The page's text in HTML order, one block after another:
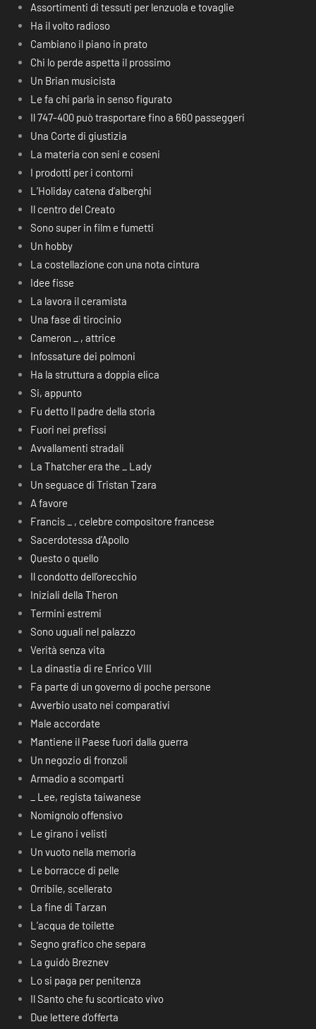
Assortimenti di tessuti per lenzuola e tovaglie
Ha il volto radioso
Cambiano il piano in prato
Chi lo perde aspetta il prossimo
Un Brian musicista
Le fa chi parla in senso figurato
Il 747-400 può trasportare fino a 660 passeggeri
Una Corte di giustizia
La materia con seni e coseni
I prodotti per i contorni
L’Holiday catena d’alberghi
Il centro del Creato
Sono super in film e fumetti
Un hobby
La costellazione con una nota cintura
Idee fisse
La lavora il ceramista
Una fase di tirocinio
Cameron _ , attrice
Infossature dei polmoni
Ha la struttura a doppia elica
Si, appunto
Fu detto Il padre della storia
Fuori nei prefissi
Avvallamenti stradali
La Thatcher era the _ Lady
Un seguace di Tristan Tzara
A favore
Francis _ , celebre compositore francese
Sacerdotessa d’Apollo
Questo o quello
Il condotto dell’orecchio
Iniziali della Theron
Termini estremi
Sono uguali nel palazzo
Verità senza vita
La dinastia di re Enrico VIII
Fa parte di un governo di poche persone
Avverbio usato nei comparativi
Male accordate
Mantiene il Paese fuori dalla guerra
Un negozio di fronzoli
Armadio a scomparti
_ Lee, regista taiwanese
Nomignolo offensivo
Le girano i velisti
Un vuoto nella memoria
Le borracce di pelle
Orribile, scellerato
La fine di Tarzan
L’acqua de toilette
Segno grafico che separa
La guidò Breznev
Lo si paga per penitenza
Il Santo che fu scorticato vivo
Due lettere d’offerta